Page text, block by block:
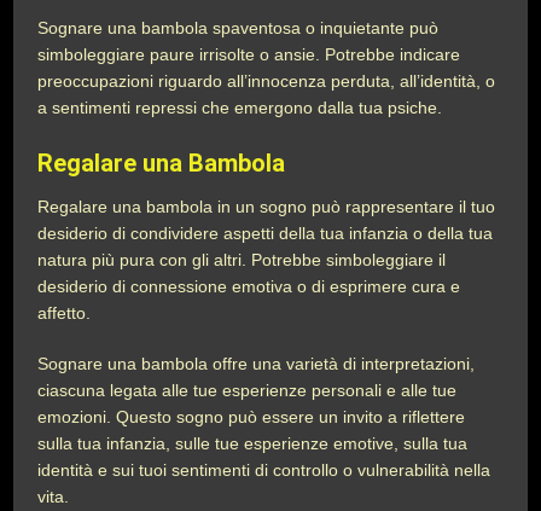
Sognare una bambola spaventosa o inquietante può
simboleggiare paure irrisolte o ansie. Potrebbe indicare
preoccupazioni riguardo all’innocenza perduta, all’identità, o
a sentimenti repressi che emergono dalla tua psiche.
Regalare una Bambola
Regalare una bambola in un sogno può rappresentare il tuo
desiderio di condividere aspetti della tua infanzia o della tua
natura più pura con gli altri. Potrebbe simboleggiare il
desiderio di connessione emotiva o di esprimere cura e
affetto.
Sognare una bambola offre una varietà di interpretazioni,
ciascuna legata alle tue esperienze personali e alle tue
emozioni. Questo sogno può essere un invito a riflettere
sulla tua infanzia, sulle tue esperienze emotive, sulla tua
identità e sui tuoi sentimenti di controllo o vulnerabilità nella
vita.